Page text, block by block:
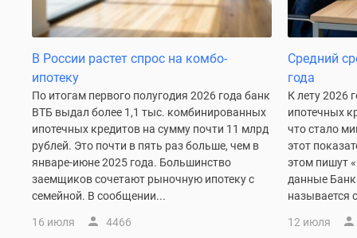
Подмосковья
Студии
комнатные
комнатные
Квартиры
Ипотечный
Семейная
В России растет спрос на комбо-
ипотеку
По итогам первого полугодия 2026 года банк
ВТБ выдал более 1,1 тыс. комбинированных
ипотечных кредитов на сумму почти 11 млрд
рублей. Это почти в пять раз больше, чем в
январе-июне 2025 года. Большинство
заемщиков сочетают рыночную ипотеку с
семейной. В сообщении...
16 июля 4466
Средний
года
К лету 2026
ипотечных
что стало
этот
этом пишут
данные
называется
12 июля